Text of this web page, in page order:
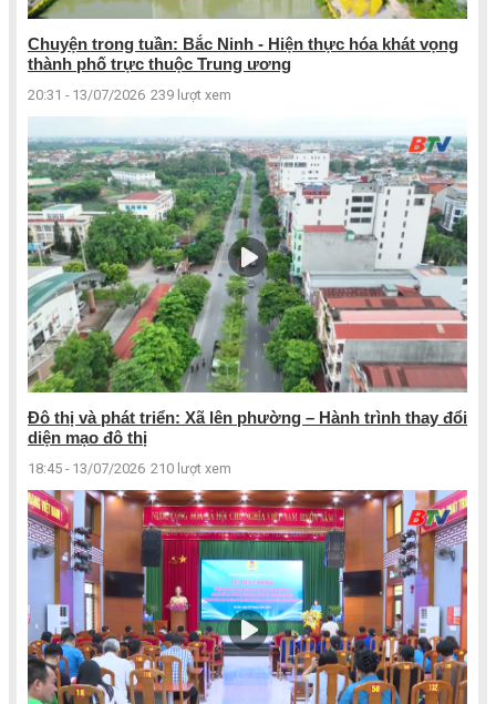
Chuyện trong tuần: Bắc Ninh - Hiện thực hóa khát vọng
thành phố trực thuộc Trung ương
20:31 - 13/07/2026 239 lượt xem
Đô thị và phát triển: Xã lên phường – Hành trình thay đổi
diện mạo đô thị
18:45 - 13/07/2026 210 lượt xem